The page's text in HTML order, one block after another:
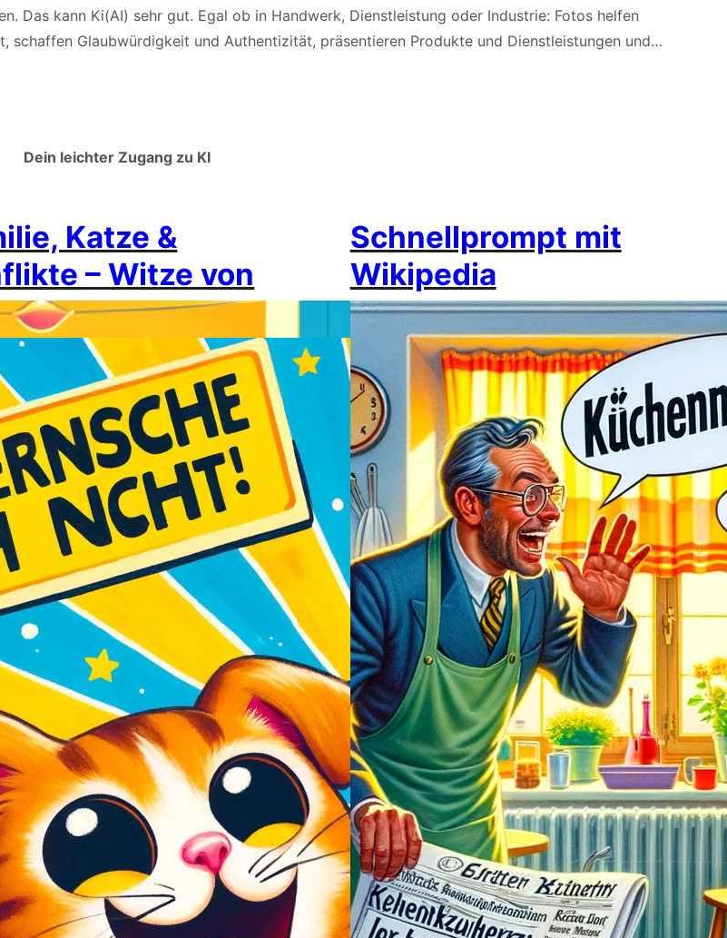
Das kann Ki(AI) sehr gut. Egal ob in Handwerk, Dienstleistung oder Industrie: Fotos helfen
schaffen Glaubwürdigkeit und Authentizität, präsentieren Produkte und Dienstleistungen und…
Dein leichter Zugang zu KI
Katze &
– Witze von
Schnellprompt mit
Wikipedia